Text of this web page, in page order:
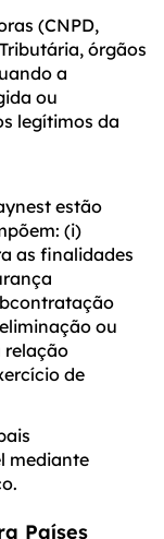
(CNPD,
órgãos
a
ou
legítimos da
estão
(i)
as finalidades
ou
relação
de
mediante
Países